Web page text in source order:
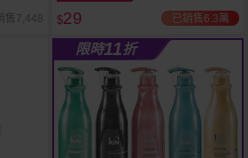
售7,448 $29 已銷售6.3萬
限時11折